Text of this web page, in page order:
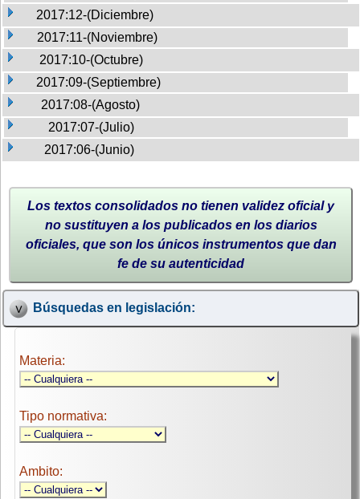
2017:12-(Diciembre)
2017:11-(Noviembre)
2017:10-(Octubre)
2017:09-(Septiembre)
2017:08-(Agosto)
2017:07-(Julio)
2017:06-(Junio)
Los textos consolidados no tienen validez oficial y
no sustituyen a los publicados en los diarios
oficiales, que son los únicos instrumentos que dan
fe de su autenticidad
Búsquedas en legislación:
Materia:
Tipo normativa:
Ambito: